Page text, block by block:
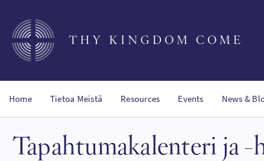
main
content
THY KINGDOM COME
Home Tietoa Meistä Resources Events News &
Tapahtumakalenteri ja -